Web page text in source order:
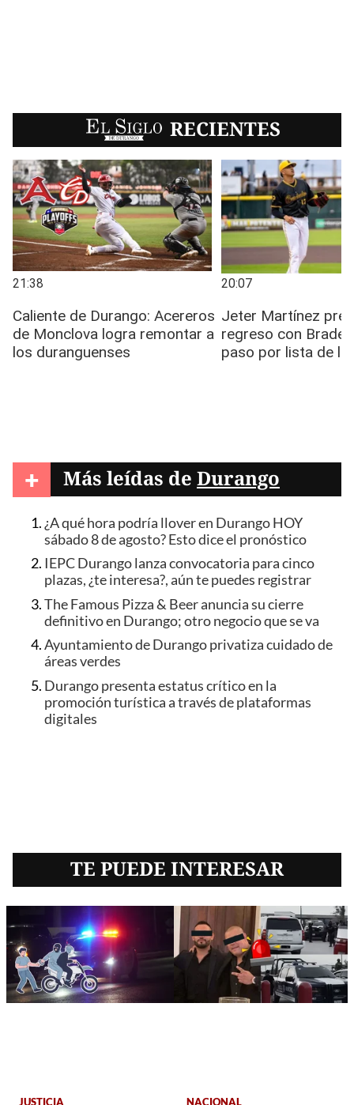
EL SIGLO RECIENTES
+ Más leídas de Durango
¿A qué hora podría llover en Durango HOY
sábado 8 de agosto? Esto dice el pronóstico
IEPC Durango lanza convocatoria para cinco
plazas, ¿te interesa?, aún te puedes registrar
The Famous Pizza & Beer anuncia su cierre
definitivo en Durango; otro negocio que se va
Ayuntamiento de Durango privatiza cuidado de
áreas verdes
Durango presenta estatus crítico en la
promoción turística a través de plataformas
digitales
TE PUEDE INTERESAR
JUSTICIA NACIONAL